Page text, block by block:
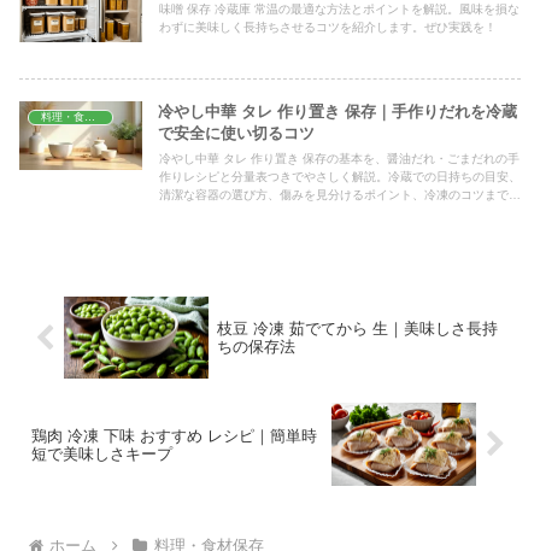
味噌 保存 冷蔵庫 常温の最適な方法とポイントを解説。風味を損な
わずに美味しく長持ちさせるコツを紹介します。ぜひ実践を！
料理・食材保存
冷やし中華 タレ 作り置き 保存｜手作りだれを冷蔵
で安全に使い切るコツ
冷やし中華 タレ 作り置き 保存の基本を、醤油だれ・ごまだれの手
作りレシピと分量表つきでやさしく解説。冷蔵での日持ちの目安、
清潔な容器の選び方、傷みを見分けるポイント、冷凍のコツまで、
枝豆 冷凍 茹でてから 生｜美味しさ長持
ちの保存法
鶏肉 冷凍 下味 おすすめ レシピ｜簡単時
短で美味しさキープ
ホーム 料理・食材保存